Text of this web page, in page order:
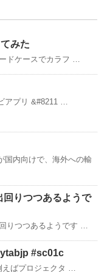
みた
ドケースでカラフ …
アプリ &#8211 …
国内向けで、海外への輸
回りつつあるようで
りつつあるようです …
#sc01c
えばプロジェクタ …